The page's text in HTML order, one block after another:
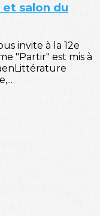
et salon du
invite à la 12e
"Partir" est mis à